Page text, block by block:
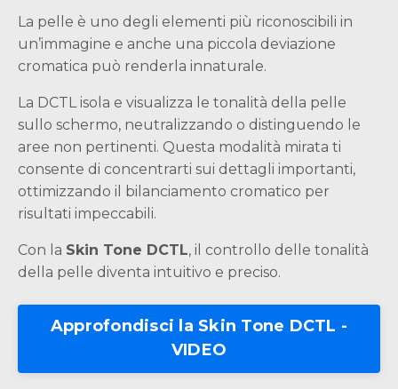
La pelle è uno degli elementi più riconoscibili in
un’immagine e anche una piccola deviazione
cromatica può renderla innaturale.
La DCTL isola e visualizza le tonalità della pelle
sullo schermo, neutralizzando o distinguendo le
aree non pertinenti. Questa modalità mirata ti
consente di concentrarti sui dettagli importanti,
ottimizzando il bilanciamento cromatico per
risultati impeccabili.
Con la Skin Tone DCTL, il controllo delle tonalità
della pelle diventa intuitivo e preciso.
Approfondisci la Skin Tone DCTL -
VIDEO